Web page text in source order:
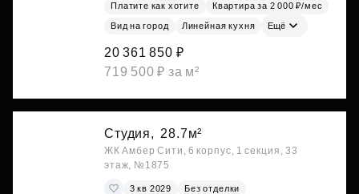
Платите как хотите
Квартира за 2 000 ₽/мес
Вид на город Линейная кухня Ещё
20 361 850 ₽
719 500 ₽ за м²
Студия, 28.7м²
ЖК Амбер Сити, 6 корпус, 1 секция, 33
этаж, №1875
3 кв 2029
Без отделки